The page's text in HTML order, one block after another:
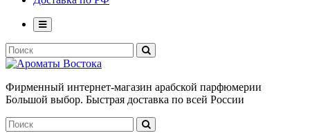
Фирменный интернет-магазин арабской парфюмерии
Большой выбор. Быстрая доставка по всей России